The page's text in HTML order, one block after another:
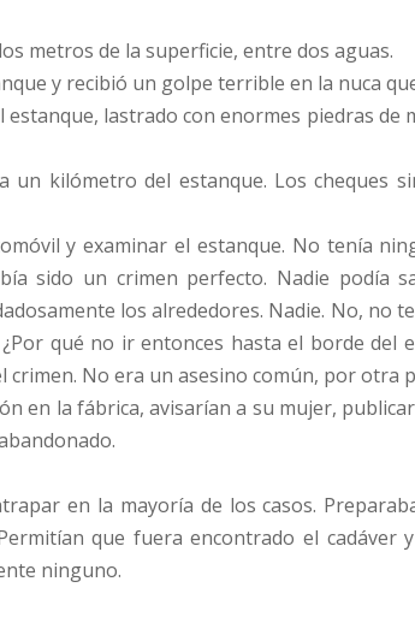
metros de la superficie, entre dos aguas.
y recibió un golpe terrible en la nuca
lastrado con enormes piedras de
un kilómetro del estanque. Los cheques
y examinar el estanque. No tenía
sido un crimen perfecto. Nadie podía
los alrededores. Nadie. No, no
qué no ir entonces hasta el borde del
No era un asesino común, por otra
en la fábrica, avisarían a su mujer,
en la mayoría de los casos.
que fuera encontrado el cadáver
ninguno.